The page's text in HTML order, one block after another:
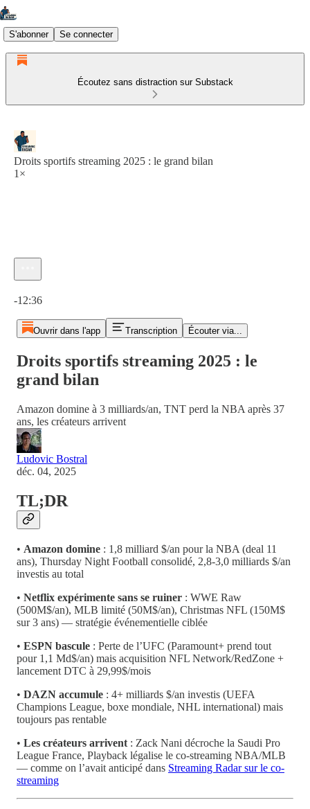
S'abonner Se connecter
Écoutez sans distraction sur Substack
Droits sportifs streaming 2025 : le grand bilan
1×
-12:36
Ouvrir dans l'app Transcription Écouter via...
Droits sportifs streaming 2025 : le
grand bilan
Amazon domine à 3 milliards/an, TNT perd la NBA après 37
ans, les créateurs arrivent
Ludovic Bostral
déc. 04, 2025
TL;DR
• Amazon domine : 1,8 milliard $/an pour la NBA (deal 11
ans), Thursday Night Football consolidé, 2,8-3,0 milliards $/an
investis au total
• Netflix expérimente sans se ruiner : WWE Raw
(500M$/an), MLB limité (50M$/an), Christmas NFL (150M$
sur 3 ans) — stratégie événementielle ciblée
• ESPN bascule : Perte de l’UFC (Paramount+ prend tout
pour 1,1 Md$/an) mais acquisition NFL Network/RedZone +
lancement DTC à 29,99$/mois
• DAZN accumule : 4+ milliards $/an investis (UEFA
Champions League, boxe mondiale, NHL international) mais
toujours pas rentable
• Les créateurs arrivent : Zack Nani décroche la Saudi Pro
League France, Playback légalise le co-streaming NBA/MLB
— comme on l’avait anticipé dans Streaming Radar sur le co-
streaming